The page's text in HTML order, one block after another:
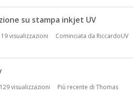
su stampa inkjet UV
19 visualizzazioni Cominciata da RiccardoUV
129 visualizzazioni Più recente di Thomas